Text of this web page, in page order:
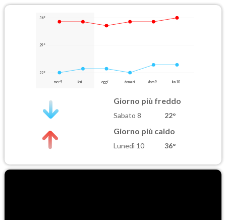
36°
29°
22°
mer 5 ieri oggi domani dom 9 lun 10
Giorno più freddo
Sabato 8 22°
Giorno più caldo
Lunedì 10 36°